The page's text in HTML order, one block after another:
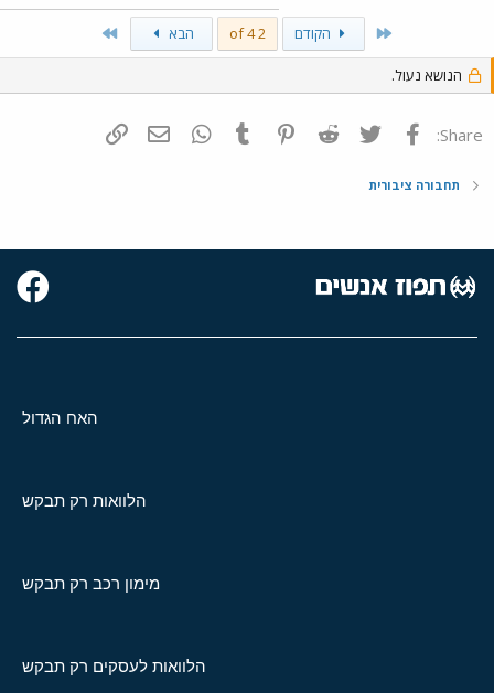
First הקודם 2 of 4 הבא
הנושא נעול.
Share: פייסבוק Twitter
Reddit
Pinterest
Tumblr
WhatsAppדואר אלקטרוני
תחבורה ציבורית
האח הגדול
הלוואות רק תבקש
מימון רכב רק תבקש
הלוואות לעסקים רק תבקש